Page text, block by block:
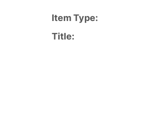
Item Type:
Title: